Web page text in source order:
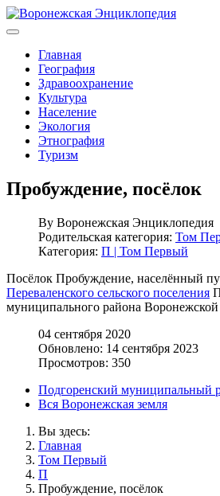
Главная
География
Здравоохранение
Культура
Население
Экология
Этнография
Туризм
Пробуждение, посёлок
By Воронежская Энциклопедия
Родительская категория: Том
Категория: П | Том Первый
Посёлок Пробуждение, населённый
Переваленского сельского поселения
муниципального района Воронежской
04 сентября 2020
Обновлено: 14 сентября 2023
Просмотров: 350
Подгоренский муниципальный
Вся Воронежская земля
Вы здесь:
Главная
Том Первый
П
Пробуждение, посёлок